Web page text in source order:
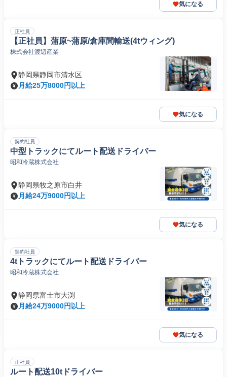
気になる
正社員
【正社員】蒲原~蒲原/倉庫間輸送(4tウィング)
株式会社渡辺産業
静岡県静岡市清水区
月給25万8000円以上
気になる
契約社員
中型トラックにてルート配送ドライバー
昭和冷蔵株式会社
静岡県牧之原市白井
月給24万9000円以上
気になる
契約社員
4tトラックにてルート配送ドライバー
昭和冷蔵株式会社
静岡県富士市大渕
月給24万9000円以上
気になる
正社員
ルート配送10tドライバー